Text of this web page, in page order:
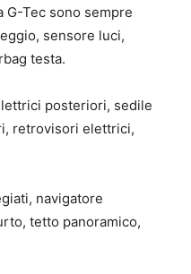
G-Tec sono sempre
sensore luci,
testa.
posteriori, sedile
retrovisori elettrici,
navigatore
tetto panoramico,